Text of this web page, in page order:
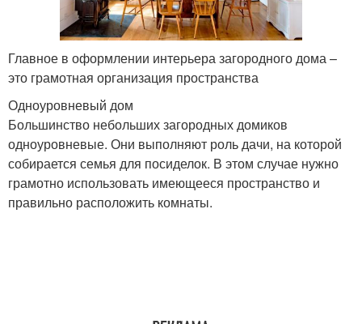
Главное в оформлении интерьера загородного дома –
это грамотная организация пространства
Одноуровневый дом
Большинство небольших загородных домиков
одноуровневые. Они выполняют роль дачи, на которой
собирается семья для посиделок. В этом случае нужно
грамотно использовать имеющееся пространство и
правильно расположить комнаты.